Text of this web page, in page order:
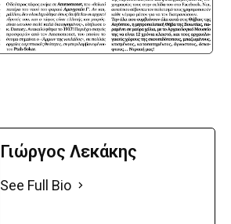
Γιώργος Λεκάκης
See Full Bio